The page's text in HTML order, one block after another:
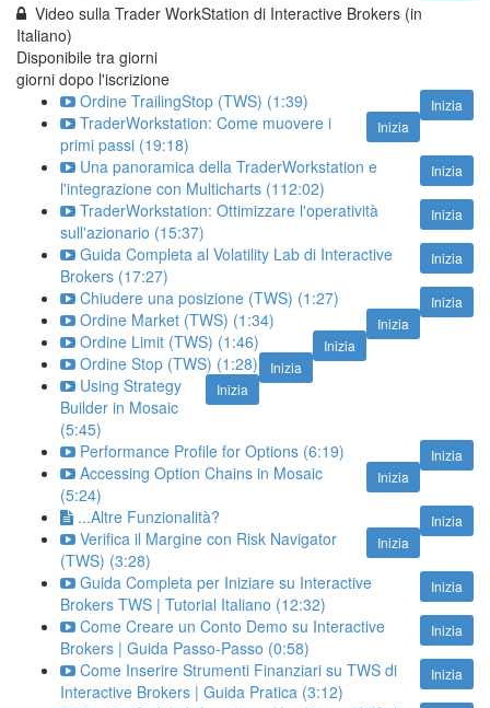
Video sulla Trader WorkStation di Interactive Brokers (in
Italiano)
Disponibile tra giorni
giorni dopo l'iscrizione
Inizia
Ordine TrailingStop (TWS) (1:39)
Inizia
TraderWorkstation: Come muovere i
primi passi (19:18)
Inizia
Una panoramica della TraderWorkstation e
l'integrazione con Multicharts (112:02)
Inizia
TraderWorkstation: Ottimizzare l'operatività
sull'azionario (15:37)
Inizia
Guida Completa al Volatility Lab di Interactive
Brokers (17:27)
Inizia
Chiudere una posizione (TWS) (1:27)
Inizia
Ordine Market (TWS) (1:34)
Inizia
Ordine Limit (TWS) (1:46)
Inizia
Ordine Stop (TWS) (1:28)
Inizia
Using Strategy
Builder in Mosaic
(5:45)
Inizia
Performance Profile for Options (6:19)
Inizia
Accessing Option Chains in Mosaic
(5:24)
Inizia
...Altre Funzionalità?
Inizia
Verifica il Margine con Risk Navigator
(TWS) (3:28)
Inizia
Guida Completa per Iniziare su Interactive
Brokers TWS | Tutorial Italiano (12:32)
Inizia
Come Creare un Conto Demo su Interactive
Brokers | Guida Passo-Passo (0:58)
Inizia
Come Inserire Strumenti Finanziari su TWS di
Interactive Brokers | Guida Pratica (3:12)